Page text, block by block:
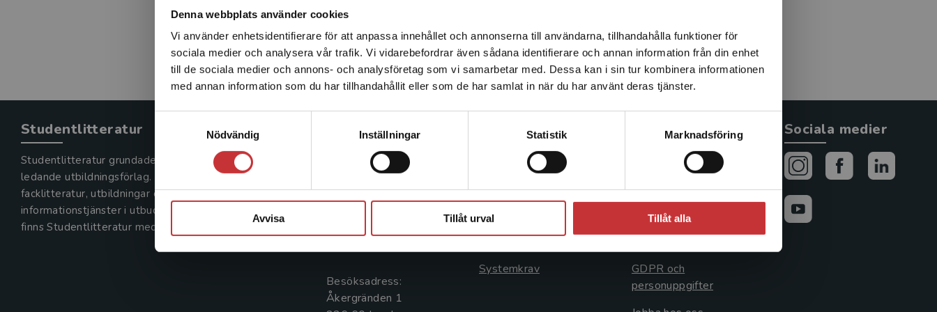
Denna webbplats använder cookies
Vi använder enhetsidentifierare för att anpassa innehållet och annonserna till användarna, tillhandahålla funktioner för
sociala medier och analysera vår trafik. Vi vidarebefordrar även sådana identifierare och annan information från din enhet
till de sociala medier och annons- och analysföretag som vi samarbetar med. Dessa kan i sin tur kombinera informationen
med annan information som du har tillhandahållit eller som de har samlat in när du har använt deras tjänster.
Nödvändig
Inställningar Statistik Marknadsföring
Avvisa Tillåt urval Tillåt alla
Det verkar som att du besöker studentlitteratur.se via en
enhet utanför Sverige. Vi erbjuder inte leveranser utanför
Sverige. För att kunna slutföra ett köp måste
leveransadressen vara i Sverige.Läs mer
Studentlitteratur
Studentlitteratur grundades 1963 och är idag Sveriges
ledande utbildningsförlag. Med läromedel, kurslitteratur,
facklitteratur, utbildningar och digitala
informationstjänster i utbudet,
finns Studentlitteratur med längs hela kunskapsresan.
Kontakta oss
Kontakta oss
046-31 20 00
Box 141
221 00 Lund
Besöksadress:
Åkergränden 1
Kundservice
Kontakta kundservice
046-31 21 00
Frågor och svar
Systemkrav
Allmänna länkar
Avtal och rättigheter
Cookies
GDPR och
personuppgifter
Sociala medier